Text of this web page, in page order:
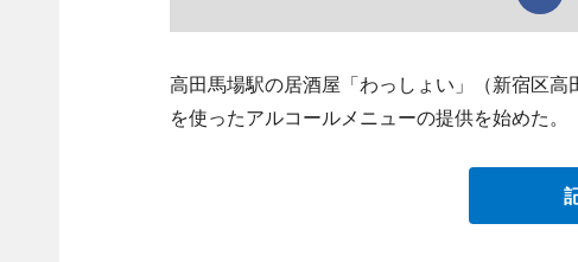
高田馬場駅の居酒屋「わっしょい」（新宿区
を使ったアルコールメニューの提供を始めた。